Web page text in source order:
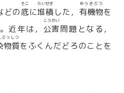
どの底
そこ
に堆積
たいせき
した， 有機物
ゆうきぶつ
を
近年は， 公害
こうがい
問題となる，
物質
ぶっしつ
をふくんだどろのことを